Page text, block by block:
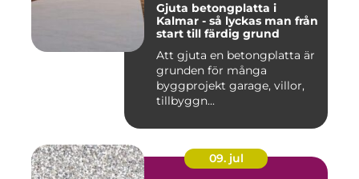
Gjuta betongplatta i
Kalmar - så lyckas man från
start till färdig grund
Att gjuta en betongplatta är
grunden för många
byggprojekt garage, villor,
tillbyggn...
09. jul